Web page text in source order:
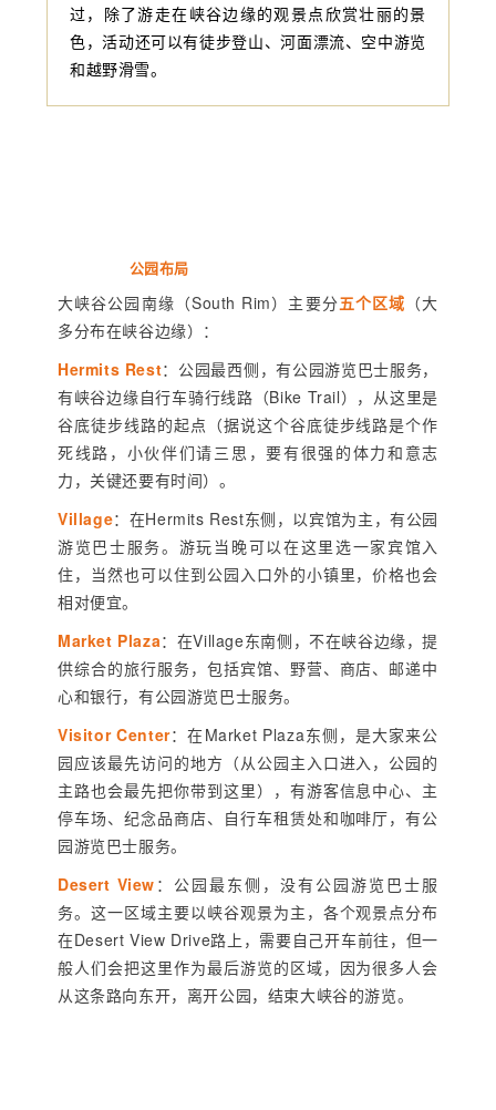
过，除了游走在峡谷边缘的观景点欣赏壮丽的景
色，活动还可以有徒步登山、河面漂流、空中游览
和越野滑雪。
公园布局
大峡谷公园南缘（South Rim）主要分五个区域 （大
多分布在峡谷边缘）：
Hermits Rest：公园最西侧，有公园游览巴士服务，
有峡谷边缘自行车骑行线路（Bike Trail），从这里是
谷底徒步线路的起点（据说这个谷底徒步线路是个作
死线路，小伙伴们请三思，要有很强的体力和意志
力，关键还要有时间）。
Village：在Hermits Rest东侧，以宾馆为主，有公园
游览巴士服务。游玩当晚可以在这里选一家宾馆入
住，当然也可以住到公园入口外的小镇里，价格也会
相对便宜。
Market Plaza：在Village东南侧，不在峡谷边缘，提
供综合的旅行服务，包括宾馆、野营、商店、邮递中
心和银行，有公园游览巴士服务。
Visitor Center：在Market Plaza东侧，是大家来公
园应该最先访问的地方（从公园主入口进入，公园的
主路也会最先把你带到这里），有游客信息中心、主
停车场、纪念品商店、自行车租赁处和咖啡厅，有公
园游览巴士服务。
Desert View ：公园最东侧，没有公园游览巴士服
务。这一区域主要以峡谷观景为主，各个观景点分布
在Desert View Drive路上，需要自己开车前往，但一
般人们会把这里作为最后游览的区域，因为很多人会
从这条路向东开，离开公园，结束大峡谷的游览。